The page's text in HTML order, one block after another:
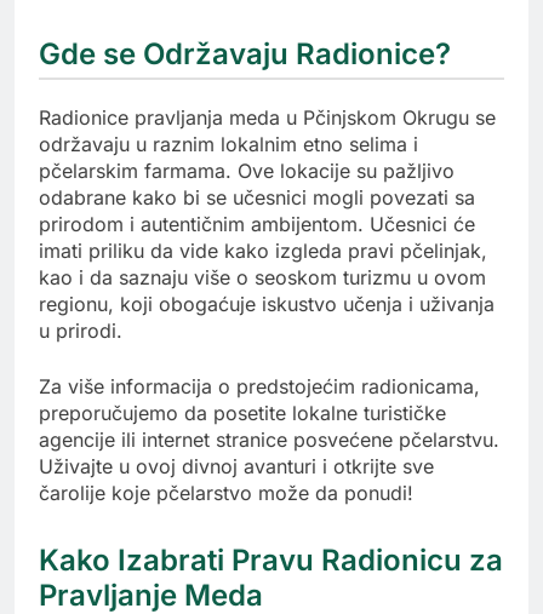
Gde se Održavaju Radionice?
Radionice pravljanja meda u Pčinjskom Okrugu se
održavaju u raznim lokalnim etno selima i
pčelarskim farmama. Ove lokacije su pažljivo
odabrane kako bi se učesnici mogli povezati sa
prirodom i autentičnim ambijentom. Učesnici će
imati priliku da vide kako izgleda pravi pčelinjak,
kao i da saznaju više o seoskom turizmu u ovom
regionu, koji obogaćuje iskustvo učenja i uživanja
u prirodi.
Za više informacija o predstojećim radionicama,
preporučujemo da posetite lokalne turističke
agencije ili internet stranice posvećene pčelarstvu.
Uživajte u ovoj divnoj avanturi i otkrijte sve
čarolije koje pčelarstvo može da ponudi!
Kako Izabrati Pravu Radionicu za
Pravljanje Meda